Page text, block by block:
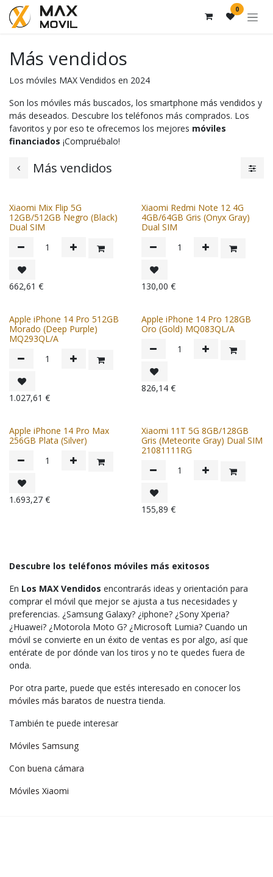
Ir al contenido 0
Más vendidos
Los móviles MAX Vendidos en 2024
Son los móviles más buscados, los smartphone más vendidos y
más deseados. Descubre los teléfonos más comprados. Los
favoritos y por eso te ofrecemos los mejores móviles
financiados ¡Compruébalo!
Más vendidos
Xiaomi Mix Flip 5G
12GB/512GB Negro (Black)
Dual SIM
662,61 €
Xiaomi Redmi Note 12 4G
4GB/64GB Gris (Onyx Gray)
Dual SIM
130,00 €
Apple iPhone 14 Pro 512GB
Morado (Deep Purple)
MQ293QL/A
1.027,61 €
Apple iPhone 14 Pro 128GB
Oro (Gold) MQ083QL/A
826,14€
Apple iPhone 14 Pro Max
256GB Plata (Silver)
1.693,27 €
Xiaomi 11T 5G 8GB/128GB
Gris (Meteorite Gray) Dual SIM
21081111RG
155,89 €
Descubre los teléfonos móviles más exitosos
En Los MAX Vendidos encontrarás ideas y orientación para
comprar el móvil que mejor se ajusta a tus necesidades y
preferencias. ¿Samsung Galaxy? ¿iphone? ¿Sony Xperia?
¿Huawei? ¿Motorola Moto G? ¿Microsoft Lumia? Cuando un
móvil se convierte en un éxito de ventas es por algo, así que
entérate de por dónde van los tiros y no te quedes fuera de
onda.
Por otra parte, puede que estés interesado en conocer los
móviles más baratos de nuestra tienda.
También te puede interesar
Móviles Samsung
Con buena cámara
Móviles Xiaomi